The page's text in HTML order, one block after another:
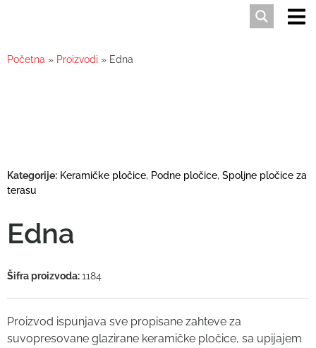
Početna » Proizvodi » Edna
Kategorije: Keramičke pločice, Podne pločice, Spoljne pločice za
terasu
Edna
Šifra proizvoda:1184
Proizvod ispunjava sve propisane zahteve za
suvopresovane glazirane keramičke pločice, sa upijajem